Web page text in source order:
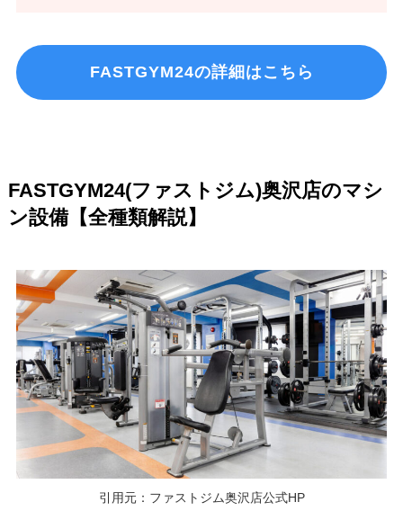
FASTGYM24の詳細はこちら
FASTGYM24(ファストジム)奥沢店のマシ
ン設備【全種類解説】
引用元：ファストジム奥沢店公式HP